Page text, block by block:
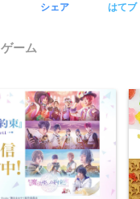
シェア はてブ
ゲーム